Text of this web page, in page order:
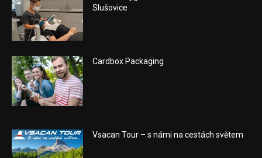
Slušovice
Cardbox Packaging
Vsacan Tour – s námi na cestách světem